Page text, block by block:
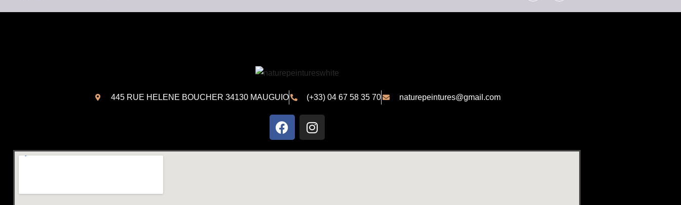
445 RUE HELENE BOUCHER 34130 MAUGUIO (+33) 04 67 58 35 70 naturepeintures@gmail.com